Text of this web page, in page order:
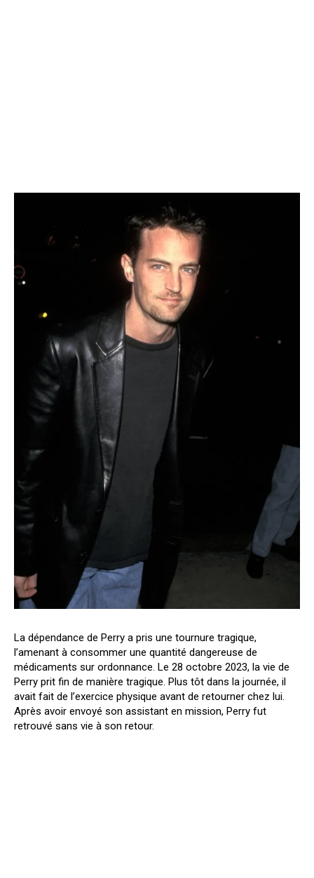
La dépendance de Perry a pris une tournure tragique,
l’amenant à consommer une quantité dangereuse de
médicaments sur ordonnance. Le 28 octobre 2023, la vie de
Perry prit fin de manière tragique. Plus tôt dans la journée, il
avait fait de l’exercice physique avant de retourner chez lui.
Après avoir envoyé son assistant en mission, Perry fut
retrouvé sans vie à son retour.